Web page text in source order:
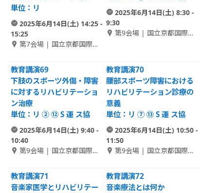
単位：リ
2025年6月14日(土) 14:25 -
15:25
第7会場 | 国立京都国際会
2025年6月14日(土) 8:30 -
9:30
第9会場 | 国立京都国際会
教育講演69
下肢のスポーツ外傷・障害
に対するリハビリテーショ
ン治療
単位：リ ② ⑫ S 運 ス協
2025年6月14日(土) 9:40 -
10:40
第9会場 | 国立京都国際会
教育講演70
腰部スポーツ障害における
リハビリテーション診療の
意義
単位：リ ⑦ ⑬ S 運 ス協
2025年6月14日(土) 10:50 -
11:50
第9会場 | 国立京都国際会
教育講演71
音楽家医学とリハビリテー
教育講演72
音楽療法とは何か